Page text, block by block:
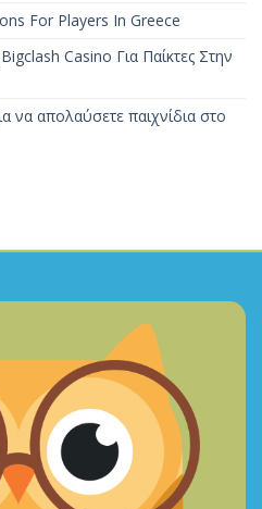
For Players In Greece
Casino Για Παίκτες Στην
να απολαύσετε παιχνίδια στο